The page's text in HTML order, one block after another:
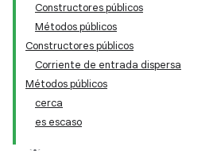
Constructores públicos
Métodos públicos
Constructores públicos
Corriente de entrada dispersa
Métodos públicos
cerca
es escaso